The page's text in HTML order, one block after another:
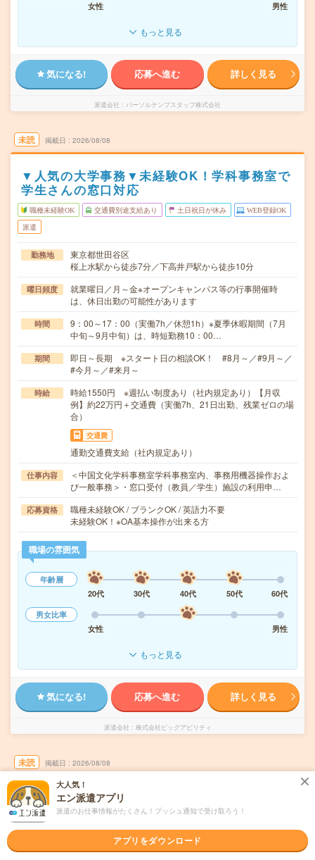
女性
男性
もっと見る
気になる! 応募へ進む 詳しく見る
派遣会社 パーソルテンプスタッフ株式会社
未読 掲載日 2026/08/08
▼人気の大学事務▼未経験OK！学科事務室で
学生さんの窓口対応
職種未経験OK 交通費別途支給あり 土日祝日が休み WEB登録OK
派遣
勤務地
東京都世田谷区
桜上水駅から徒歩7分／下高井戸駅から徒歩10分
曜日頻度
就業曜日／月～金※オープンキャンパス等の行事開催時
は、休日出勤の可能性があります
時間
9：00～17：00（実働7h／休憩1h）※夏季休暇期間（7月
中旬～9月中旬）は、時短勤務10：00…
期間
即日～長期 ※スタート日の相談OK！ #8月～／#9月～／
#今月～／#来月～
時給
時給1550円 ※週払い制度あり（社内規定あり）【月収
例】約22万円＋交通費（実働7h、21日出勤、残業ゼロの場
合）
交通費
通勤交通費支給（社内規定あり）
仕事内容
＜中国文化学科事務室学科事務室内、事務用機器操作およ
び一般事務＞・窓口受付（教員／学生）施設の利用申…
応募資格
職種未経験OK / ブランクOK / 英語力不要
未経験OK！※OA基本操作が出来る方
職場の雰囲気
年齢層
20代
30代 40代 50代
60代
男女比率
女性
男性
もっと見る
気になる! 応募へ進む 詳しく見る
派遣会社 株式会社ビッグアビリティ
未読 掲載日 2026/08/08
【御茶ノ水*残業ほぼなし】有名私立大学*教
授サポート事務
派遣
大人気！
エン派遣アプリ
派遣のお仕事情報がたくさん！プッシュ通知で受け取ろう！
アプリをダウンロード